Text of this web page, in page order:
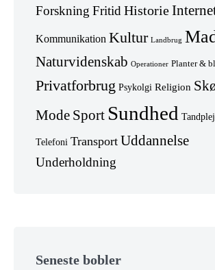
Forskning Fritid Historie
Kommunikation Kultur Landbrug
Naturvidenskab Operationer Planter &
Privatforbrug Psykolgi Religion
Mode Sport Sundhed
Telefoni Transport Uddannelse
Underholdning
Seneste bobler